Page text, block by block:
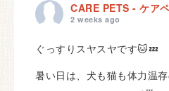
CARE PETS - ケア
2 weeks ago
ぐっすりスヤスヤです🐱💤
暑い日は、犬も猫も体力温